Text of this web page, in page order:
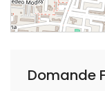
Domande